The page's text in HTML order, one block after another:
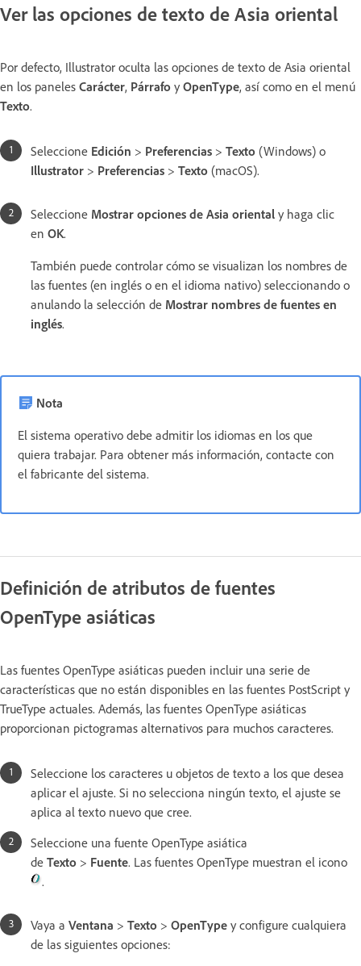
Ver las opciones de texto de Asia oriental
Por defecto, Illustrator oculta las opciones de texto de Asia oriental
en los paneles Carácter, Párrafo y OpenType, así como en el menú
Texto.
Seleccione Edición > Preferencias > Texto (Windows) o
Illustrator > Preferencias > Texto (macOS).
Seleccione Mostrar opciones de Asia oriental y haga clic
en OK.
También puede controlar cómo se visualizan los nombres de
las fuentes (en inglés o en el idioma nativo) seleccionando o
anulando la selección de Mostrar nombres de fuentes en
inglés.
Nota
El sistema operativo debe admitir los idiomas en los que
quiera trabajar. Para obtener más información, contacte con
el fabricante del sistema.
Definición de atributos de fuentes
OpenType asiáticas
Las fuentes OpenType asiáticas pueden incluir una serie de
características que no están disponibles en las fuentes PostScript y
TrueType actuales. Además, las fuentes OpenType asiáticas
proporcionan pictogramas alternativos para muchos caracteres.
Seleccione los caracteres u objetos de texto a los que desea
aplicar el ajuste. Si no selecciona ningún texto, el ajuste se
aplica al texto nuevo que cree.
Seleccione una fuente OpenType asiática
de Texto > Fuente. Las fuentes OpenType muestran el icono
.
Vaya a Ventana > Texto > OpenType y configure cualquiera
de las siguientes opciones: